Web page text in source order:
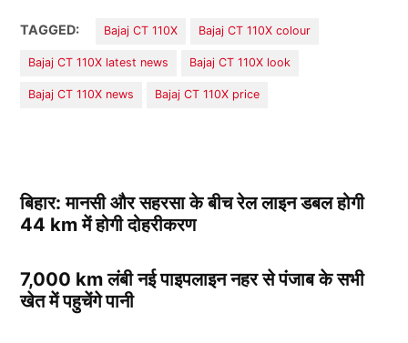
TAGGED: Bajaj CT 110X Bajaj CT 110X colour
Bajaj CT 110X latest news Bajaj CT 110X look
Bajaj CT 110X news Bajaj CT 110X price
बिहार: मानसी और सहरसा के बीच रेल लाइन डबल होगी
44 km में होगी दोहरीकरण
7,000 km लंबी नई पाइपलाइन नहर से पंजाब के सभी
खेत में पहुचेंगे पानी